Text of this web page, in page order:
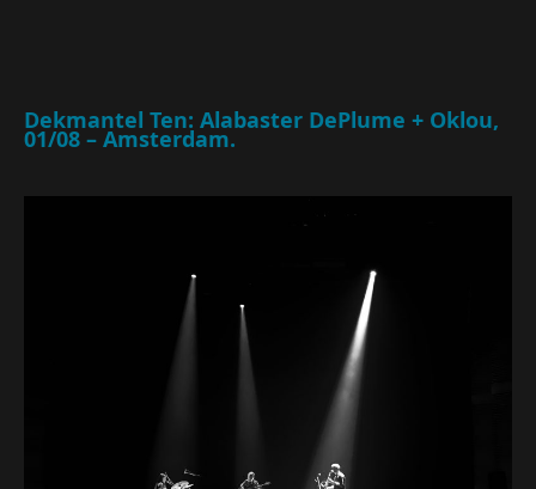
Dekmantel Ten: Alabaster DePlume + Oklou,
01/08 – Amsterdam.